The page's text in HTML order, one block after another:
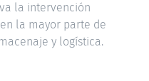
la intervención
la mayor parte de
y logística.